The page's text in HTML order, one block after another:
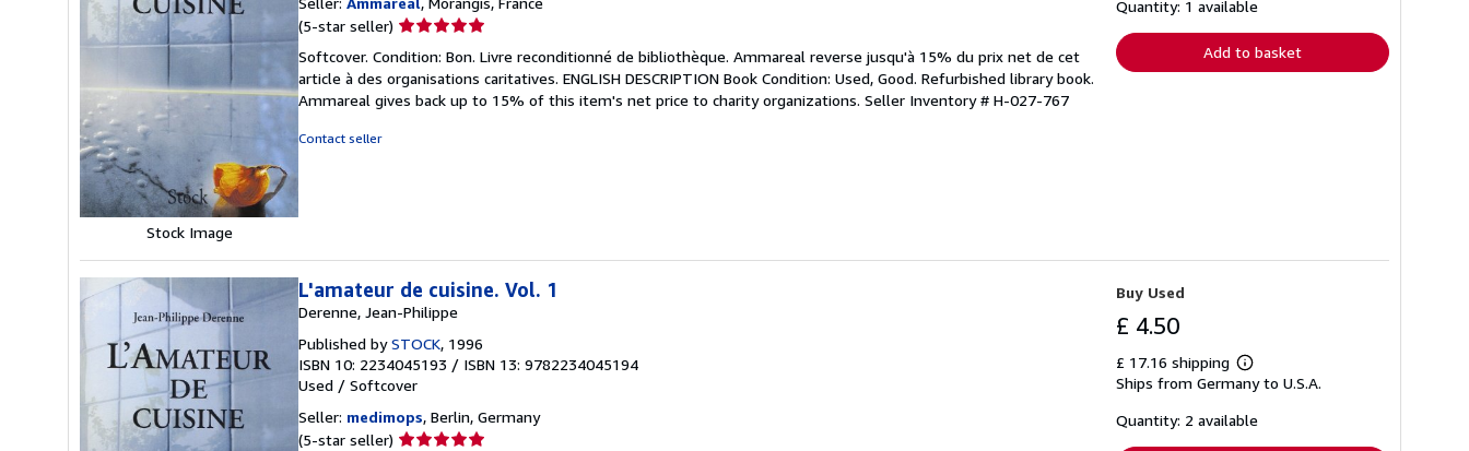
Stock Image
(5-star seller) Seller
5
out
of
Softcover. Condition: Bon. Livre reconditionné de bibliothèque. Ammareal reverse jusqu'à 15% du prix net de cet
article à des organisations caritatives. ENGLISH DESCRIPTION Book Condition: Used, Good. Refurbished library book.
Ammareal gives back up to 15% of this item's net price to charity organizations. Seller Inventory # H-027-767
Contact seller
shipping
Quantity: 1 available
Add to basket
L'amateur de cuisine. Vol. 1
Derenne, Jean-Philippe
Published bySTOCK, 1996
ISBN 10: 2234045193 / ISBN 13: 9782234045194
Used / Softcover
Seller: medimops, Berlin, Germany
(5-star seller) Seller
Buy Used
£ 4.50
£ 17.16 shipping
Learn
more
shipping
Ships from Germany to U.S.A.
Quantity: 2 available